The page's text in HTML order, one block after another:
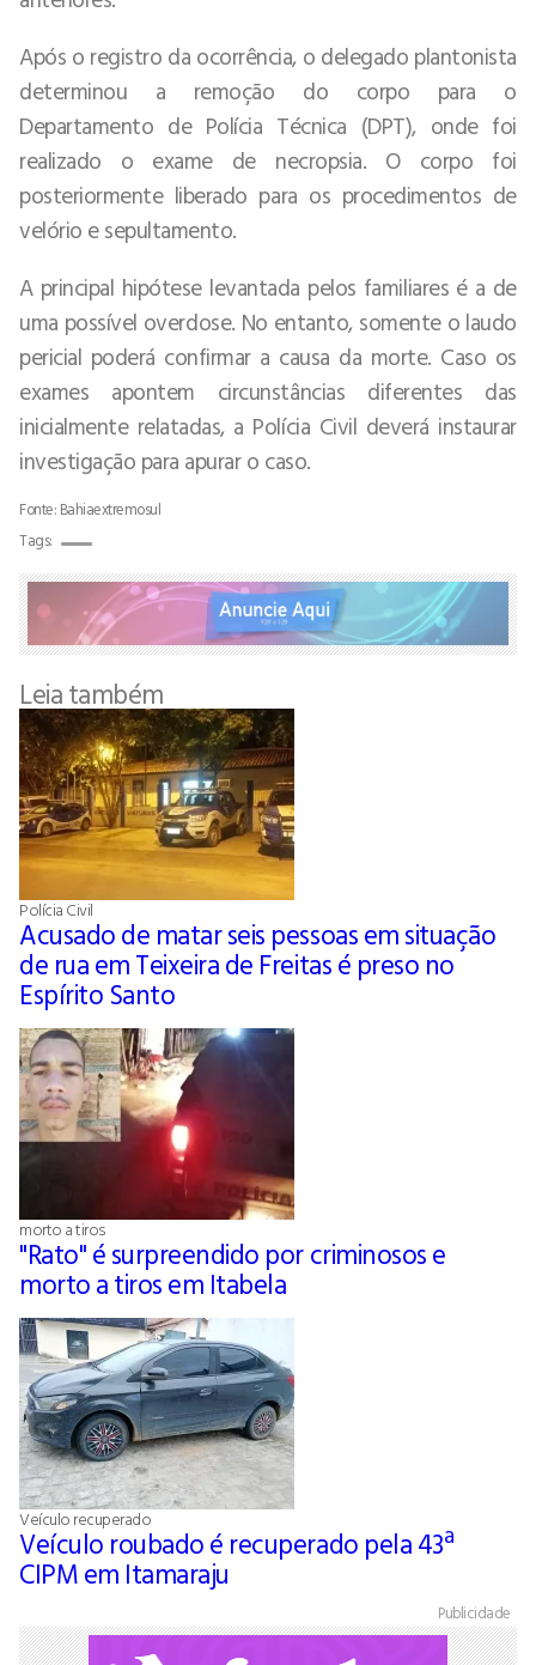
Após o registro da ocorrência, o delegado plantonista
determinou a remoção do corpo para o
Departamento de Polícia Técnica (DPT), onde foi
realizado o exame de necropsia. O corpo foi
posteriormente liberado para os procedimentos de
velório e sepultamento.
A principal hipótese levantada pelos familiares é a de
uma possível overdose. No entanto, somente o laudo
pericial poderá confirmar a causa da morte. Caso os
exames apontem circunstâncias diferentes das
inicialmente relatadas, a Polícia Civil deverá instaurar
investigação para apurar o caso.
Fonte: Bahiaextremosul
Tags:
Leia também
Polícia Civil
Acusado de matar seis pessoas em situação
de rua em Teixeira de Freitas é preso no
Espírito Santo
morto a tiros
"Rato" é surpreendido por criminosos e
morto a tiros em Itabela
Veículo recuperado
Veículo roubado é recuperado pela 43ª
CIPM em Itamaraju
Publicidade